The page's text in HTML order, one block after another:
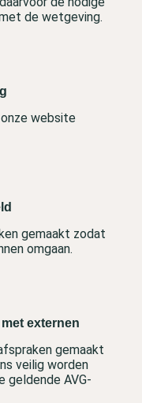
de wetgeving.
website
gemaakt zodat
omgaan.
externen
gemaakt
veilig worden
geldende AVG-